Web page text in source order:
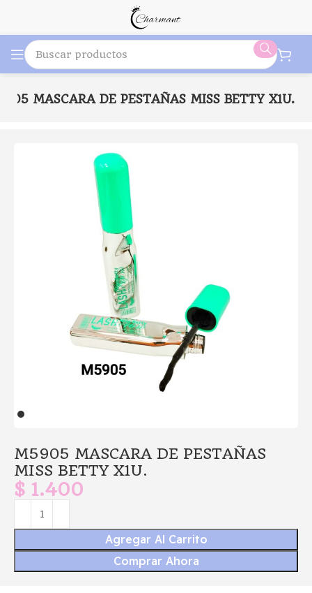
MASCARA DE PESTAÑAS MISS BETTY X1U.
M5905 MASCARA DE PESTAÑAS
MISS BETTY X1U.
$ 1.400
Agregar Al Carrito
Comprar Ahora